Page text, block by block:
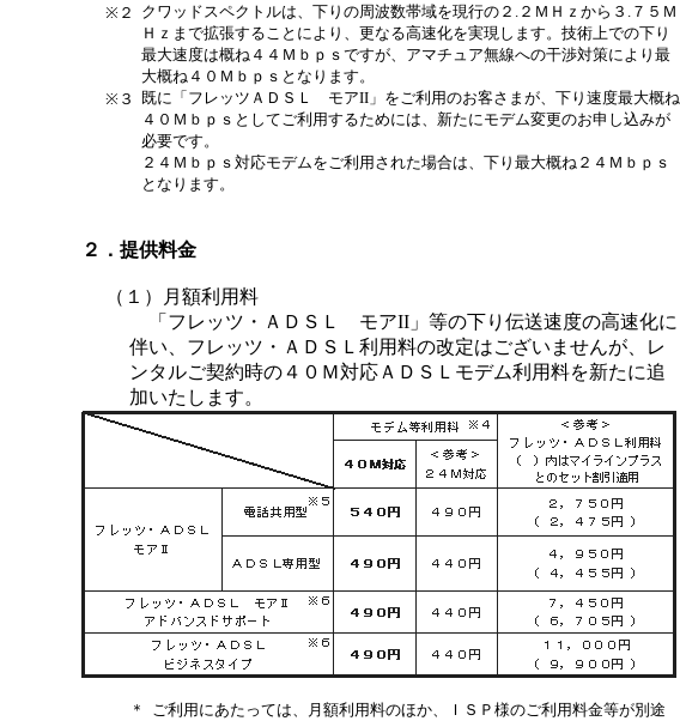
※２ クワッドスペクトルは、下りの周波数帯域を現行の２.２ＭＨｚから３.７５Ｍ
Ｈｚまで拡張することにより、更なる高速化を実現します。技術上での下り
最大速度は概ね４４Ｍｂｐｓですが、アマチュア無線への干渉対策により最
大概ね４０Ｍｂｐｓとなります。
※３ 既に「フレッツＡＤＳＬ モアII」をご利用のお客さまが、下り速度最大概ね
４０Ｍｂｐｓとしてご利用するためには、新たにモデム変更のお申し込みが
必要です。
２４Ｍｂｐｓ対応モデムをご利用された場合は、下り最大概ね２４Ｍｂｐｓ
となります。
２．提供料金
（１）月額利用料
「フレッツ・ＡＤＳＬ モアII」等の下り伝送速度の高速化に
伴い、フレッツ・ＡＤＳＬ利用料の改定はございませんが、レ
ンタルご契約時の４０Ｍ対応ＡＤＳＬモデム利用料を新たに追
加いたします。
＊ ご利用にあたっては、月額利用料のほか、ＩＳＰ様のご利用料金等が別途